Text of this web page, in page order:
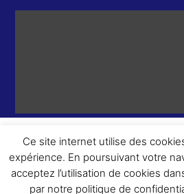
© 2026 – 2 ème Round – Tous
Ce site internet utilise des
expérience. En poursuivant votre
acceptez l’utilisation de cookies
par notre politique de